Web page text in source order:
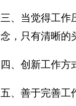
三、当觉得工作
念，只有清晰的
四、创新工作方
五、善于完善工